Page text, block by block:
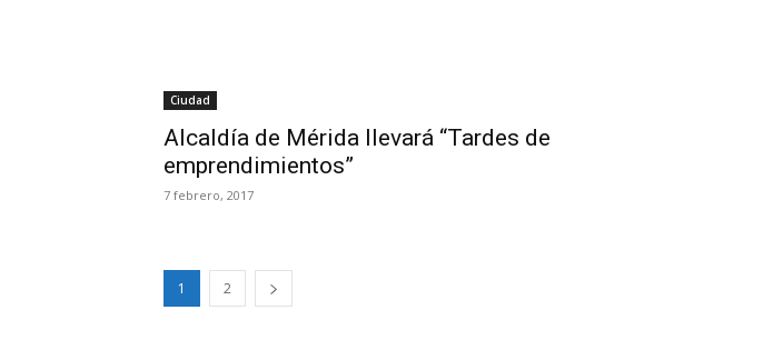
Ciudad
Alcaldía de Mérida llevará “Tardes de
emprendimientos”
7 febrero, 2017
1 2